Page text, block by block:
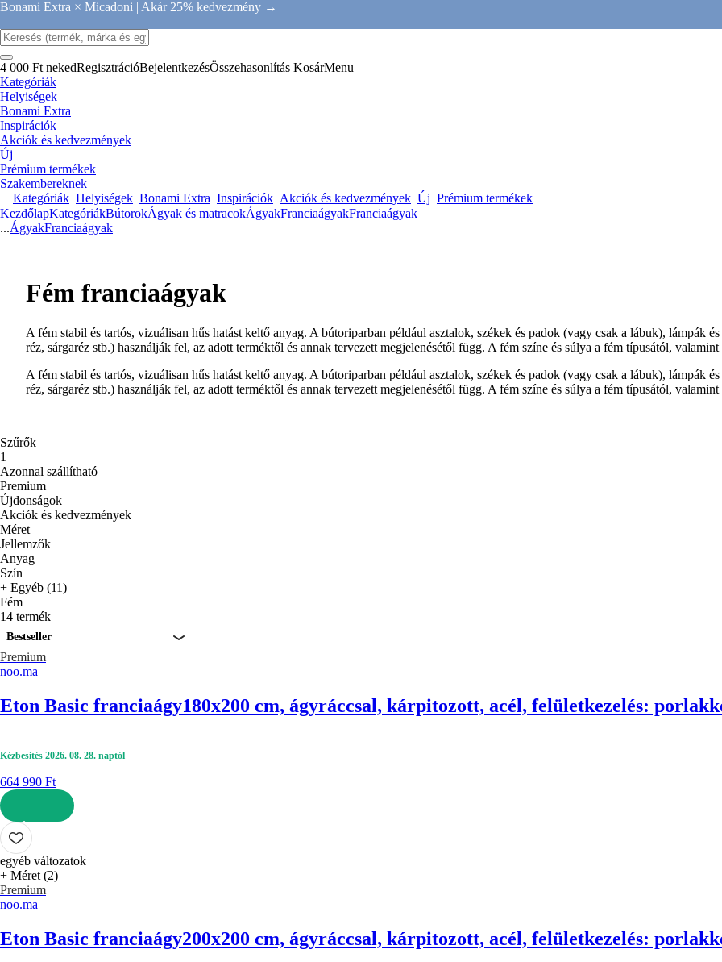
Bonami Extra × Micadoni | Akár 25% kedvezmény →
4 000 Ft nekedRegisztrációBejelentkezésÖsszehasonlítás KosárMenu
Kategóriák
Helyiségek
Bonami Extra
Inspirációk
Akciók és kedvezmények
Új
Prémium termékek
Szakembereknek
Kategóriák Helyiségek Bonami Extra Inspirációk Akciók és kedvezmények Új Prémium termékek
KezdőlapKategóriákBútorokÁgyak és matracokÁgyakFranciaágyakFranciaágyak
...ÁgyakFranciaágyak
Fém franciaágyak
A fém stabil és tartós, vizuálisan hűs hatást keltő anyag. A bútoriparban például asztalok, székek és padok (vagy csak a lábuk), lámpák
réz, sárgaréz stb.) használják fel, az adott terméktől és annak tervezett megjelenésétől függ. A fém színe és súlya a fém típusától,
A fém stabil és tartós, vizuálisan hűs hatást keltő anyag. A bútoriparban például asztalok, székek és padok (vagy csak a lábuk), lámpák
réz, sárgaréz stb.) használják fel, az adott terméktől és annak tervezett megjelenésétől függ. A fém színe és súlya a fém típusától,
Szűrők
1
Azonnal szállítható
Premium
Újdonságok
Akciók és kedvezmények
Méret
Jellemzők
Anyag
Szín
+ Egyéb (11)
Fém
14 termék
Bestseller
Premium
noo.ma
Eton Basic franciaágy180x200 cm, ágyráccsal, kárpitozott, acél, felületkezelés:
Kézbesítés 2026. 08. 28. naptól
664 990 Ft
KOSÁRBA
egyéb változatok
+ Méret (2)
Premium
noo.ma
Eton Basic franciaágy200x200 cm, ágyráccsal, kárpitozott, acél, felületkezelés: